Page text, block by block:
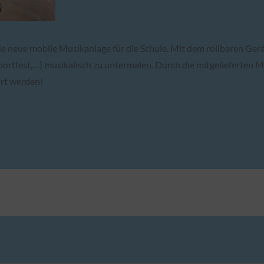
mobile Musikanlage für die Schule. Mit dem rollbaren
musikalisch zu untermalen. Durch die mitgelieferten
werden!